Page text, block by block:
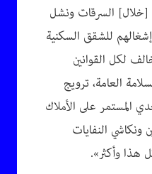
[خلال] السرقات ونشل
إشغالهم للشقق السكنية
لكل القوانين
العامة، ترويج
المستمر على الأملاك
ونكاشي النفايات
هذا وأكثر».